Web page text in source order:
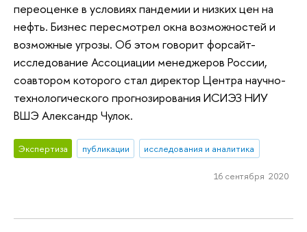
переоценке в условиях пандемии и низких цен на
нефть. Бизнес пересмотрел окна возможностей и
возможные угрозы. Об этом говорит форсайт-
исследование Ассоциации менеджеров России,
соавтором которого стал директор Центра научно-
технологического прогнозирования ИСИЭЗ НИУ
ВШЭ Александр Чулок.
Экспертиза публикации исследования и аналитика
16 сентября 2020